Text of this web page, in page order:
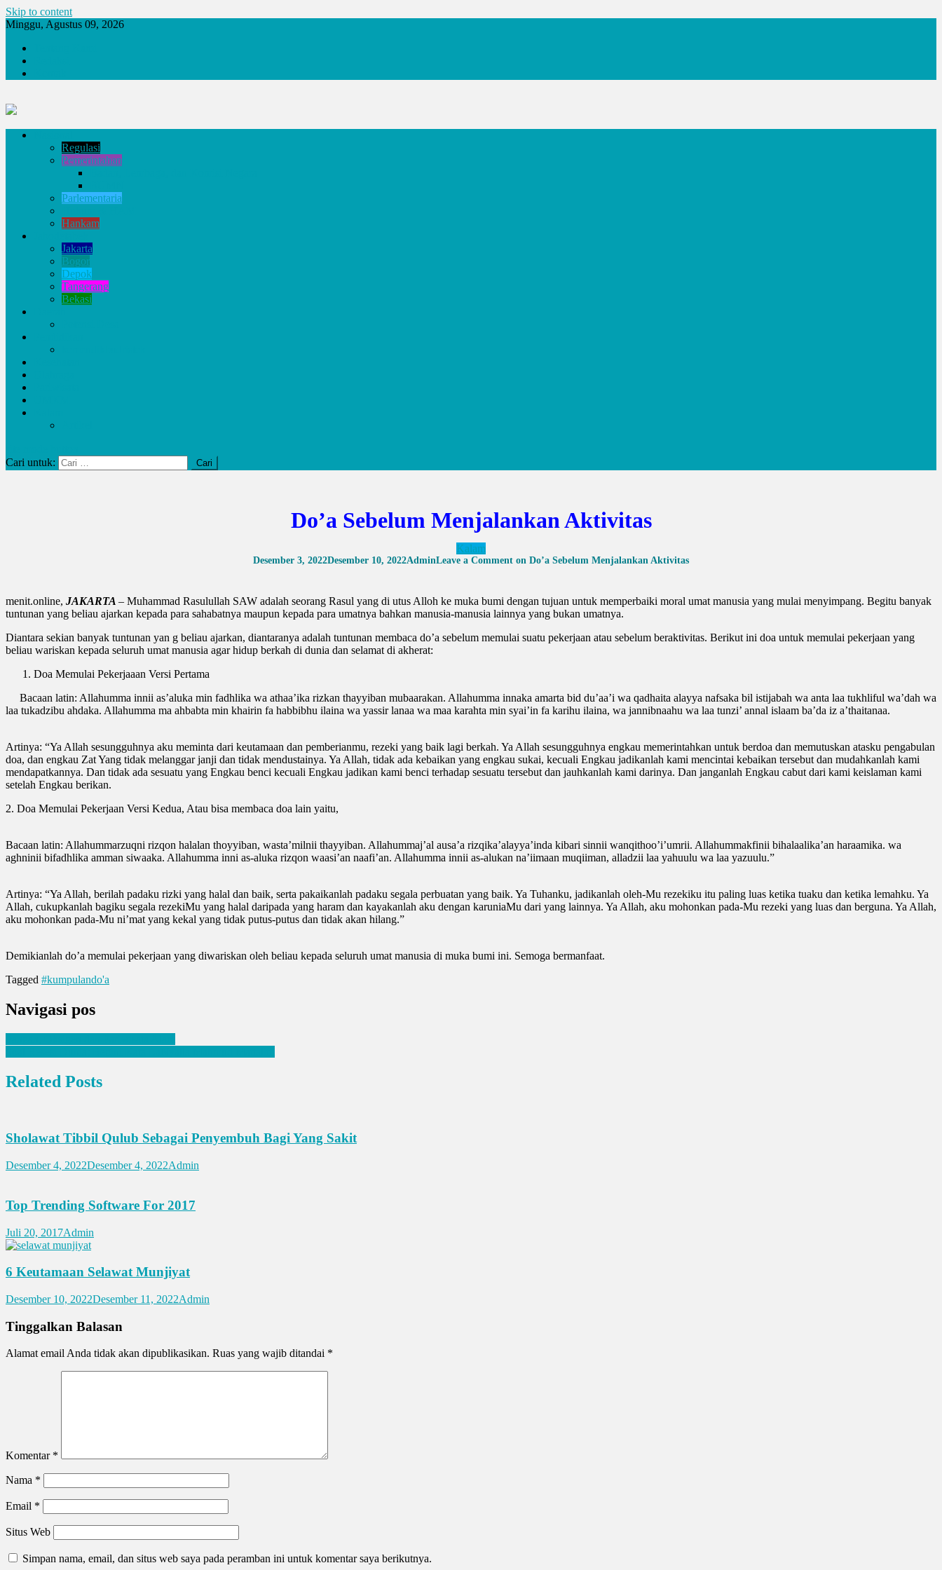
Skip to content
Minggu, Agustus 09, 2026
Regulasi
Pemerintahan
Parlementaria
Hankam
Jakarta
Bogor
Depok
Tangerang
Bekasi
Cari untuk:
Do’a Sebelum Menjalankan Aktivitas
Kalam
Desember 3, 2022Desember 10, 2022AdminLeave a Comment on Do’a Sebelum Menjalankan Aktivitas
menit.online, JAKARTA – Muhammad Rasulullah SAW adalah seorang Rasul yang di utus Alloh ke muka bumi dengan tujuan untuk memperbaiki moral umat manusia yang mulai menyimpang. Begitu banyak
tuntunan yang beliau ajarkan kepada para sahabatnya maupun kepada para umatnya bahkan manusia-manusia lainnya yang bukan umatnya.
Diantara sekian banyak tuntunan yan g beliau ajarkan, diantaranya adalah tuntunan membaca do’a sebelum memulai suatu pekerjaan atau sebelum beraktivitas. Berikut ini doa untuk memulai pekerjaan yang
beliau wariskan kepada seluruh umat manusia agar hidup berkah di dunia dan selamat di akherat:
Doa Memulai Pekerjaaan Versi Pertama
Bacaan latin: Allahumma innii as’aluka min fadhlika wa athaa’ika rizkan thayyiban mubaarakan. Allahumma innaka amarta bid du’aa’i wa qadhaita alayya nafsaka bil istijabah wa anta laa tukhliful wa’dah wa
laa tukadzibu ahdaka. Allahumma ma ahbabta min khairin fa habbibhu ilaina wa yassir lanaa wa maa karahta min syai’in fa karihu ilaina, wa jannibnaahu wa laa tunzi’ annal islaam ba’da iz a’thaitanaa.
Artinya: “Ya Allah sesungguhnya aku meminta dari keutamaan dan pemberianmu, rezeki yang baik lagi berkah. Ya Allah sesungguhnya engkau memerintahkan untuk berdoa dan memutuskan atasku pengabulan
doa, dan engkau Zat Yang tidak melanggar janji dan tidak mendustainya. Ya Allah, tidak ada kebaikan yang engkau sukai, kecuali Engkau jadikanlah kami mencintai kebaikan tersebut dan mudahkanlah kami
mendapatkannya. Dan tidak ada sesuatu yang Engkau benci kecuali Engkau jadikan kami benci terhadap sesuatu tersebut dan jauhkanlah kami darinya. Dan janganlah Engkau cabut dari kami keislaman kami
setelah Engkau berikan.
2. Doa Memulai Pekerjaan Versi Kedua, Atau bisa membaca doa lain yaitu,
Bacaan latin: Allahummarzuqni rizqon halalan thoyyiban, wasta’milnii thayyiban. Allahummaj’al ausa’a rizqika’alayya’inda kibari sinnii wanqithoo’i’umrii. Allahummakfinii bihalaalika’an haraamika. wa
aghninii bifadhlika amman siwaaka. Allahumma inni as-aluka rizqon waasi’an naafi’an. Allahumma innii as-alukan na’iimaan muqiiman, alladzii laa yahuulu wa laa yazuulu.”
Artinya: “Ya Allah, berilah padaku rizki yang halal dan baik, serta pakaikanlah padaku segala perbuatan yang baik. Ya Tuhanku, jadikanlah oleh-Mu rezekiku itu paling luas ketika tuaku dan ketika lemahku. Ya
Allah, cukupkanlah bagiku segala rezekiMu yang halal daripada yang haram dan kayakanlah aku dengan karuniaMu dari yang lainnya. Ya Allah, aku mohonkan pada-Mu rezeki yang luas dan berguna. Ya Allah,
aku mohonkan pada-Mu ni’mat yang kekal yang tidak putus-putus dan tidak akan hilang.”
Demikianlah do’a memulai pekerjaan yang diwariskan oleh beliau kepada seluruh umat manusia di muka bumi ini. Semoga bermanfaat.
Tagged #kumpulando'a
Navigasi pos
Related Posts
Sholawat Tibbil Qulub Sebagai Penyembuh Bagi Yang Sakit
Desember 4, 2022Desember 4, 2022Admin
Top Trending Software For 2017
Juli 20, 2017Admin
6 Keutamaan Selawat Munjiyat
Desember 10, 2022Desember 11, 2022Admin
Tinggalkan Balasan
Alamat email Anda tidak akan dipublikasikan. Ruas yang wajib ditandai *
Komentar *
Nama *
Email *
Situs Web
Simpan nama, email, dan situs web saya pada peramban ini untuk komentar saya berikutnya.